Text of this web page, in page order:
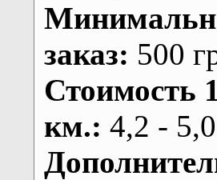
заказ: 500
Стоимость
км.: 4,2 -